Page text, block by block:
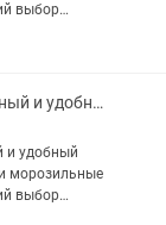
выбор
Холодильник надёжный и удобный Продам
и удобный
морозильные
выбор